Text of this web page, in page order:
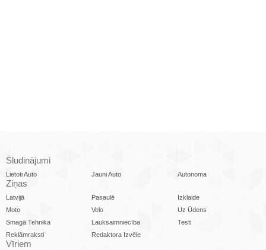
Sludinājumi
Lietoti Auto Jauni Auto Autonoma
Ziņas
Latvijā Pasaulē
Izklaide
Moto
Velo
Uz Ūdens
Smagā Tehnika
Lauksaimniecība
Testi
Reklāmraksti
Redaktora Izvēle
Vīriem